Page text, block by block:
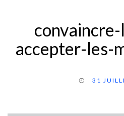
accepter-les-
31